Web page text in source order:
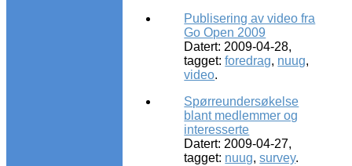
Publisering av video fra
Go Open 2009
Datert: 2009-04-28,
tagget:foredrag, nuug,
video.
Spørreundersøkelse
blant medlemmer og
interesserte
Datert: 2009-04-27,
tagget: nuug,survey.